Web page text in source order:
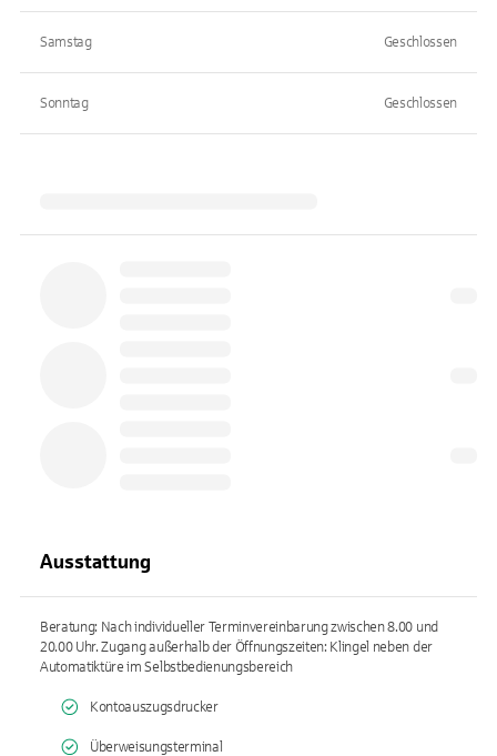
Samstag Geschlossen
Sonntag Geschlossen
Ausstattung
Beratung: Nach individueller Terminvereinbarung zwischen 8.00 und
20.00 Uhr. Zugang außerhalb der Öffnungszeiten: Klingel neben der
Automatiktüre im Selbstbedienungsbereich
Kontoauszugsdrucker
Überweisungsterminal